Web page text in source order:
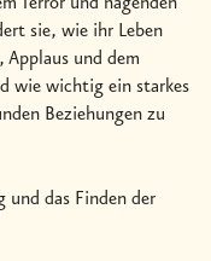
sie, wie ihr Leben
und dem
wie wichtig ein starkes
Beziehungen zu
und das Finden der